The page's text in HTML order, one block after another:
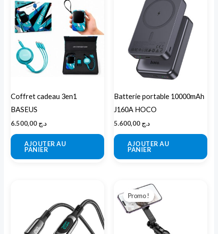
Coffret cadeau 3en1
BASEUS
د.ج
AJOUTER AU
PANIER
Batterie portable 10000mAh
J160A HOCO
د.ج
AJOUTER AU
PANIER
Promo !
Le
prix
initial